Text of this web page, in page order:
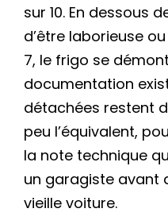
sur 10. En dessous
d’être laborieuse
7, le frigo se
documentation
détachées restent
peu l’équivalent,
la note technique
un garagiste avant
vieille voiture.